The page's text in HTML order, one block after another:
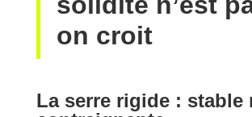
on croit
La serre rigide : stable